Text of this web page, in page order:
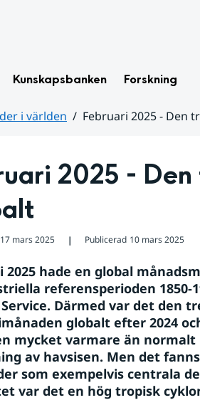
Kunskapsbanken Forskning
i världen
Februari 2025 - Den
2025 -
17 mars 2025 ❘ Publicerad 10 mars 2025
2025 hade en global
referensperioden 1850-
Service. Därmed var det den
globalt efter 2024
mycket varmare än
av havsisen. Men det
som exempelvis centrala
var det en hög tropisk